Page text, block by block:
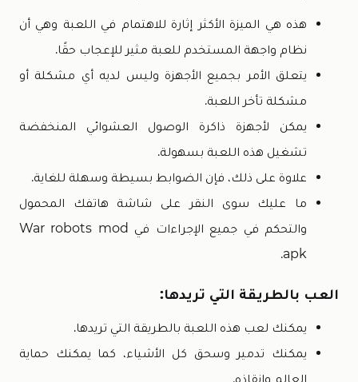
هذه هي الميزة الأكثر إثارة للاهتمام في اللعبة وهي أن
نظام واجهة المستخدم للعبة مثير للإعجاب حقًا.
يتعلق الأمر بجميع الأجهزة وليس لديه أي مشكلة أو
مشكلة تأخر اللعبة.
يمكن لأجهزة ذاكرة الوصول العشوائي المنخفضة
تشغيل هذه اللعبة بسهولة.
علاوة على ذلك، فإن الضوابط بسيطة وسهلة للغاية.
ما عليك سوى النقر على شاشة هاتفك المحمول
والتحكم في جميع الإجراءات في War robots mod
apk.
العب بالطريقة التي تريدها:
يمكنك لعب هذه اللعبة بالطريقة التي تريدها.
يمكنك تدمير وسحق كل الأشياء، كما يمكنك حماية
العالم وإنقاذه.